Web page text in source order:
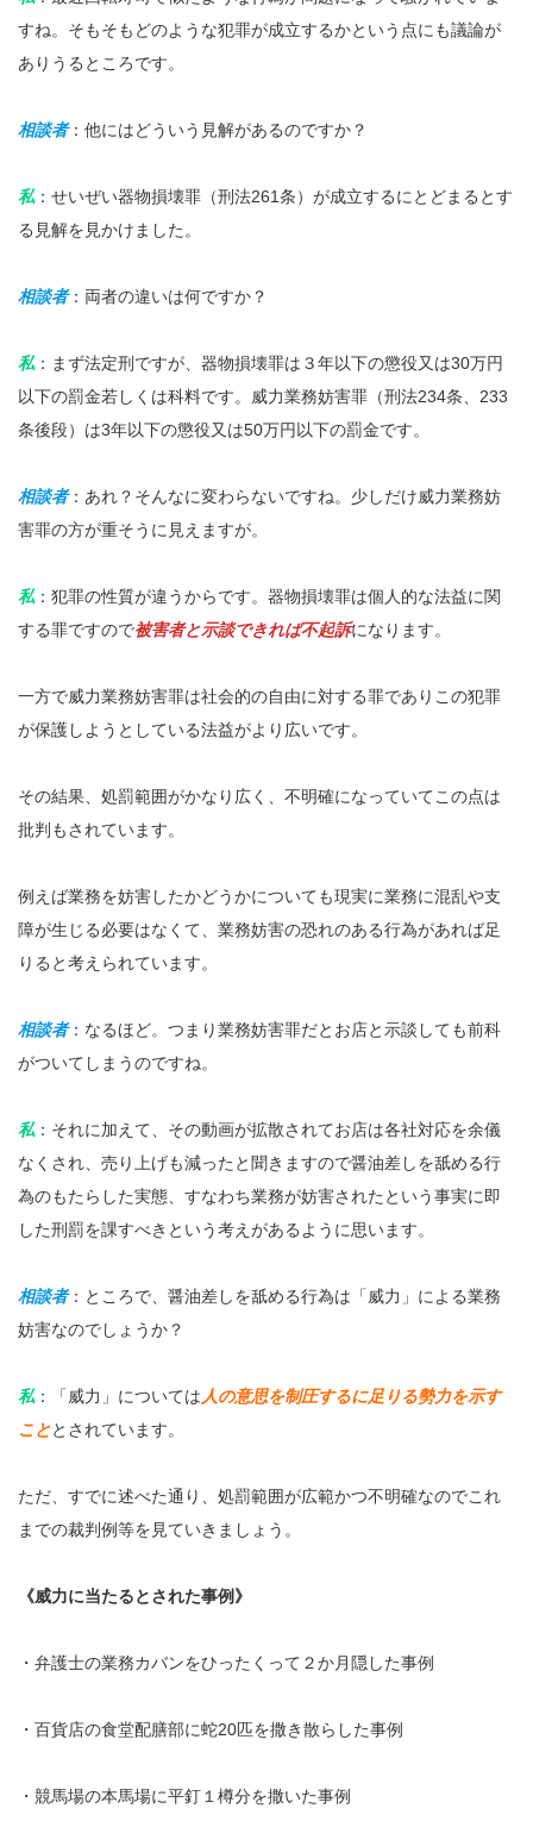
すね。そもそもどのような犯罪が成立するかという点にも議論が
ありうるところです。
相談者：他にはどういう見解があるのですか？
私：せいぜい器物損壊罪（刑法261条）が成立するにとどまるとす
る見解を見かけました。
相談者：両者の違いは何ですか？
私：まず法定刑ですが、器物損壊罪は３年以下の懲役又は30万円
以下の罰金若しくは科料です。威力業務妨害罪（刑法234条、233
条後段）は3年以下の懲役又は50万円以下の罰金です。
相談者：あれ？そんなに変わらないですね。少しだけ威力業務妨
害罪の方が重そうに見えますが。
私：犯罪の性質が違うからです。器物損壊罪は個人的な法益に関
する罪ですので被害者と示談できれば不起訴になります。
一方で威力業務妨害罪は社会的の自由に対する罪でありこの犯罪
が保護しようとしている法益がより広いです。
その結果、処罰範囲がかなり広く、不明確になっていてこの点は
批判もされています。
例えば業務を妨害したかどうかについても現実に業務に混乱や支
障が生じる必要はなくて、業務妨害の恐れのある行為があれば足
りると考えられています。
相談者：なるほど。つまり業務妨害罪だとお店と示談しても前科
がついてしまうのですね。
私：それに加えて、その動画が拡散されてお店は各社対応を余儀
なくされ、売り上げも減ったと聞きますので醤油差しを舐める行
為のもたらした実態、すなわち業務が妨害されたという事実に即
した刑罰を課すべきという考えがあるように思います。
相談者：ところで、醤油差しを舐める行為は「威力」による業務
妨害なのでしょうか？
私：「威力」については人の意思を制圧するに足りる勢力を示す
こととされています。
ただ、すでに述べた通り、処罰範囲が広範かつ不明確なのでこれ
までの裁判例等を見ていきましょう。
《威力に当たるとされた事例》
・弁護士の業務カバンをひったくって２か月隠した事例
・百貨店の食堂配膳部に蛇20匹を撒き散らした事例
・競馬場の本馬場に平釘１樽分を撒いた事例